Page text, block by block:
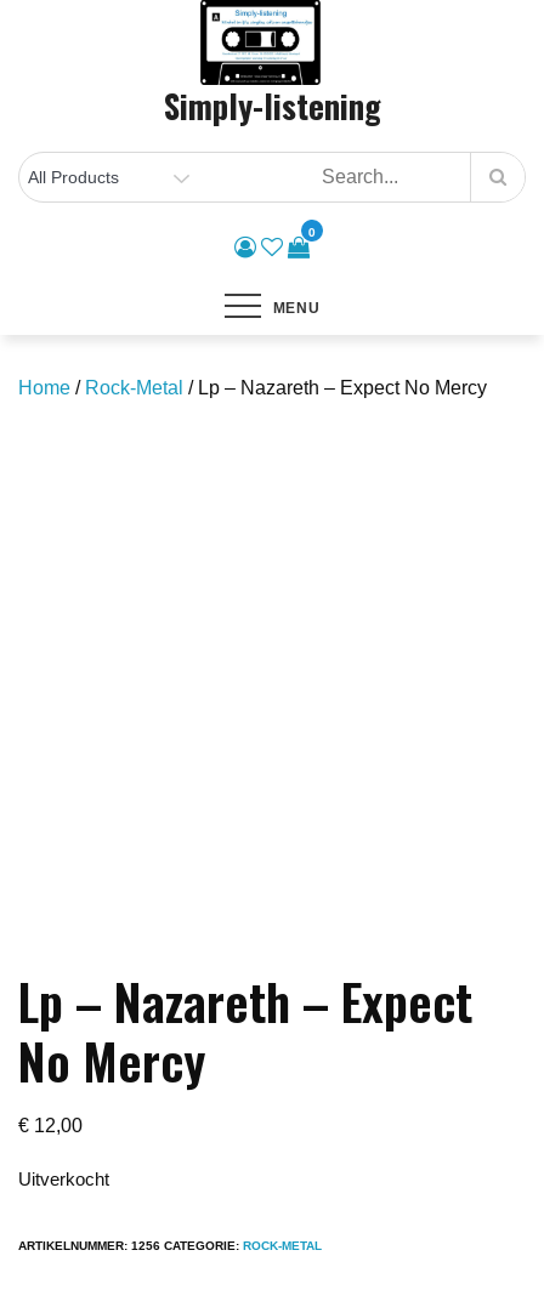
Simply-listening
0
MENU
Home / Rock-Metal / Lp – Nazareth – Expect No Mercy
Lp – Nazareth – Expect
No Mercy
€ 12,00
Uitverkocht
ARTIKELNUMMER: 1256 CATEGORIE: ROCK-METAL